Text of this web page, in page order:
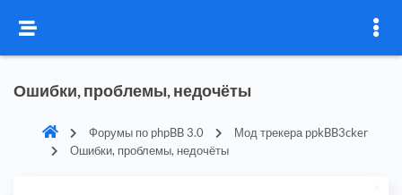
Ошибки, проблемы, недочёты
Форумы по phpBB 3.0
Мод трекера ppkBB3cker
Ошибки, проблемы, недочёты